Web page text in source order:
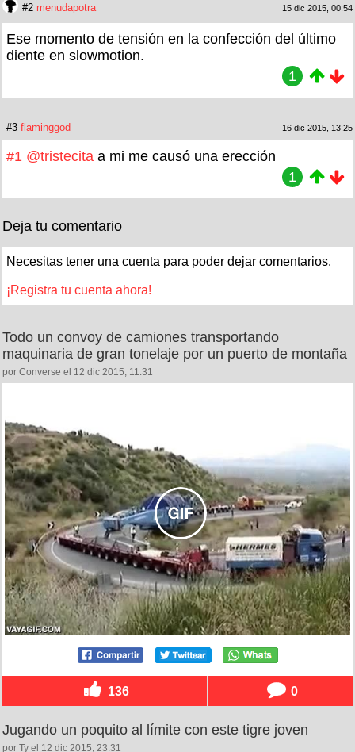
#2 menudapotra 15 dic 2015, 00:54
Ese momento de tensión en la confección del último
diente en slowmotion.
1
#3 flaminggod 16 dic 2015, 13:25
#1 @tristecita a mi me causó una erección
1
Deja tu comentario
Necesitas tener una cuenta para poder dejar comentarios.
¡Registra tu cuenta ahora!
Todo un convoy de camiones transportando
maquinaria de gran tonelaje por un puerto de montaña
por Converse el 12 dic 2015, 11:31
136 0
Jugando un poquito al límite con este tigre joven
por Ty el 12 dic 2015, 23:31